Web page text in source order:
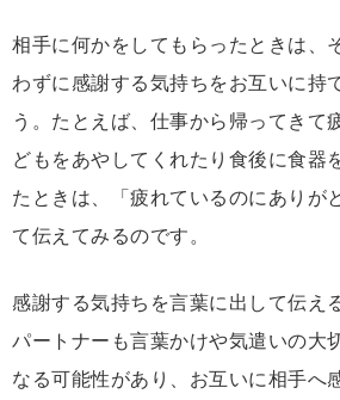
相手に何かをしてもらったときは、
わずに感謝する気持ちをお互いに持
う。たとえば、仕事から帰ってきて
どもをあやしてくれたり食後に食器
たときは、「疲れているのにありが
て伝えてみるのです。
感謝する気持ちを言葉に出して伝え
パートナーも言葉かけや気遣いの大
なる可能性があり、お互いに相手へ